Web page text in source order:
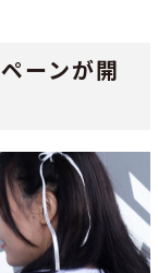
ーンが開